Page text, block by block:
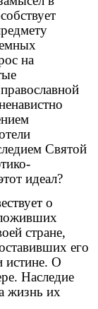
на
Святой
идеал?
о
стране,
его
истине. О
Наследие
жизнь их